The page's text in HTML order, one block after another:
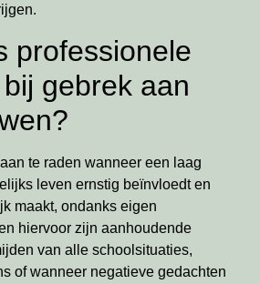
professionele
gebrek aan
te raden wanneer een laag
leven ernstig beïnvloedt en
maakt, ondanks eigen
hiervoor zijn aanhoudende
van alle schoolsituaties,
of wanneer negatieve gedachten